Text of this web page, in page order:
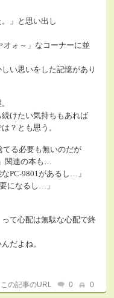
」と思い出し
オォ～」なコーナーに並
い思いをした記憶があり
けたい気持ちもあれば
？とも思う。
てる必要も無いのだが
関連の本も…
PC-9801があるし…」
になるし…」
て心配は無駄な心配で終
だよね。
この記事のURL 0 0